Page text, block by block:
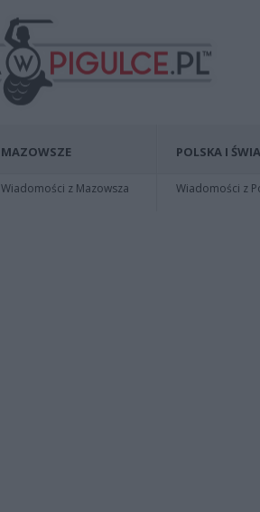
MAZOWSZE
Wiadomości z Mazowsza
POLSKA I
Wiadomości z